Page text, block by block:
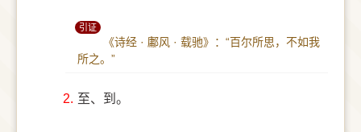
引证
《诗经 · 鄘风 · 载驰》：“百尔所思，不如我
所之。”
2. 至、到。